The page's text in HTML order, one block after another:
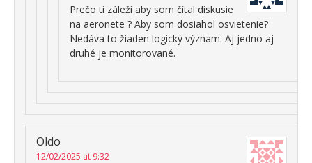
Prečo ti záleží aby som čítal diskusie
na aeronete ? Aby som dosiahol osvietenie?
Nedáva to žiaden logický význam. Aj jedno aj
druhé je monitorované.
Oldo
12/02/2025 at 9:32